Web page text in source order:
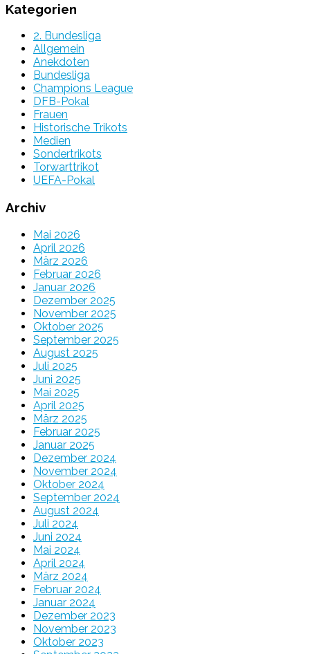
Kategorien
2. Bundesliga
Allgemein
Anekdoten
Bundesliga
Champions League
DFB-Pokal
Frauen
Historische Trikots
Medien
Sondertrikots
Torwarttrikot
UEFA-Pokal
Archiv
Mai 2026
April 2026
März 2026
Februar 2026
Januar 2026
Dezember 2025
November 2025
Oktober 2025
September 2025
August 2025
Juli 2025
Juni 2025
Mai 2025
April 2025
März 2025
Februar 2025
Januar 2025
Dezember 2024
November 2024
Oktober 2024
September 2024
August 2024
Juli 2024
Juni 2024
Mai 2024
April 2024
März 2024
Februar 2024
Januar 2024
Dezember 2023
November 2023
Oktober 2023